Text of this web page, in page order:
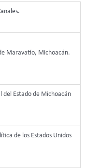
Maravatío, Michoacán.
del Estado de Michoacán
de los Estados Unidos